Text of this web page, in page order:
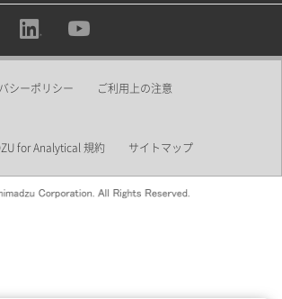
シーポリシー ご利用上の注意
for Analytical 規約 サイトマップ